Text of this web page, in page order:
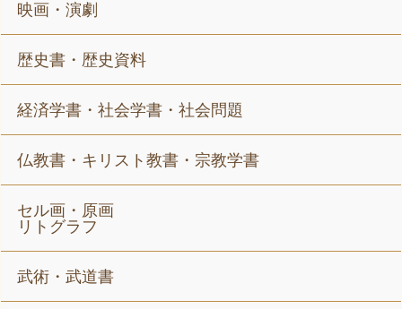
映画・演劇
歴史書・歴史資料
経済学書・社会学書・社会問題
仏教書・キリスト教書・宗教学書
セル画・原画
リトグラフ
武術・武道書